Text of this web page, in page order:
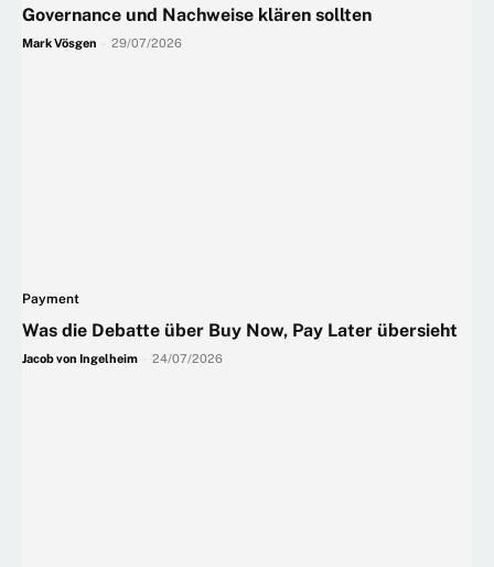
Governance und Nachweise klären sollten
Mark Vösgen 29/07/2026
Payment
Was die Debatte über Buy Now, Pay Later übersieht
Jacob von Ingelheim 24/07/2026